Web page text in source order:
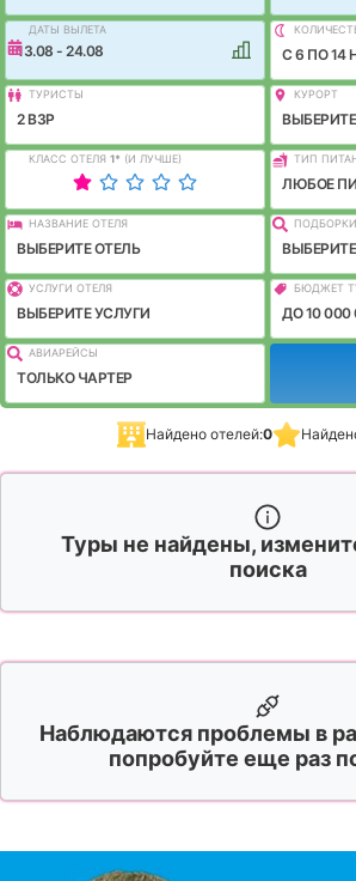
ДАТЫ ВЫЛЕТА
13.08 - 24.08 C 6 ПО 14
ТУРИСТЫ
2 ВЗР
КУРОРТ
КЛАСС ОТЕЛЯ 1* (И ЛУЧШЕ) ТИП
ЛЮБОЕ
НАЗВАНИЕ ОТЕЛЯ
ВЫБЕРИТЕ ОТЕЛЬ
УСЛУГИ ОТЕЛЯ
ВЫБЕРИТЕ УСЛУГИ
БЮДЖЕТ
ДО 10 000
АВИАРЕЙСЫ
ТОЛЬКО ЧАРТЕР
Найдено отелей:0
Туры не найдены,
поиска
Наблюдаются проблемы в
попробуйте еще раз